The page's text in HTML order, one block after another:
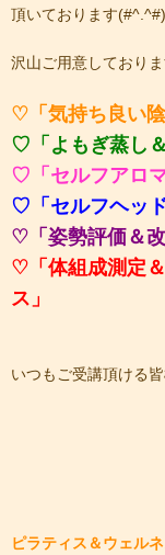
頂いております(#^.^#)
沢山ご用意しており
♡「気持ち良い陰
♡「よもぎ蒸し
♡「セルフアロ
♡「セルフヘッ
♡「姿勢評価＆改
♡「体組成測定
ス」
いつもご受講頂ける
ピラティス＆ウェル